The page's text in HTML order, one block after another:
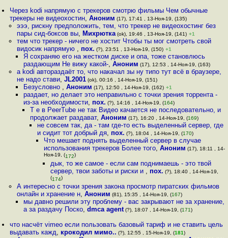
Через kodi напрямую с трекеров смотрю фильмы Чем обычные
трекеры не видеохостин,Аноним (17), 17:41 , 13-Ноя-19, (135)
эээ, рискну предположить, тем, что трекер не видеохостинг без
пары сид-боксов вы, Михрютка(ok), 19:46 , 13-Ноя-19, (141) +1
тем что трекер - ничего не хостит Чтобы ты мог смотреть свой
видосик напрямую , пох. (?), 23:51 , 13-Ноя-19, (150) +1
Я сохраняю его на жестком диске и опа, тоже становлюсь
раздающим Не вижу какой-, Аноним (17), 12:53 , 14-Ноя-19, (163)
а kodi автораздаёт то, что накачал зы ну типо тут всё в браузере,
не надо стави, JL2001(ok), 00:16 , 14-Ноя-19, (151)
Безусловно , Аноним (17), 12:50 , 14-Ноя-19, (162) +1
раздает, но делает это неправильно с точки зрения торрента -
из-за необходимости, пох. (?), 14:16 , 14-Ноя-19, (164)
Т е в PeerTube не так Видео качается не последовательно, и
продолжает раздават,Аноним (17), 16:20 , 14-Ноя-19, (169)
не совсем так, да - там где-то есть выделенный сервер, где
и сидит тот добрый дя, пох. (?), 18:04 , 14-Ноя-19, (170)
Что мешает поднять выделенный сервер в случае
использования трекеров Более того, Аноним (17), 18:11 , 14-
Ноя-19, (172)
дык, то же самое - если сам поднимаешь - это твой
сервер, твои заботы и риски и , пох. (?), 18:40 , 14-Ноя-19,
(174)
А интересно с точки зрения закона просмотр пиратских фильмов
онлайн и хранение н, Аноним (81), 15:35 , 14-Ноя-19, (167)
мы давно решили эту проблему - вас закрывают не за хранение,
а за раздачу Поско, dmca agent(?), 18:07 , 14-Ноя-19, (171)
что насчёт vimeo если пользовать базовый тариф и не ставить цель
выдавать кажд, крокодил мимо.. (?), 12:55 , 15-Ноя-19, (181)